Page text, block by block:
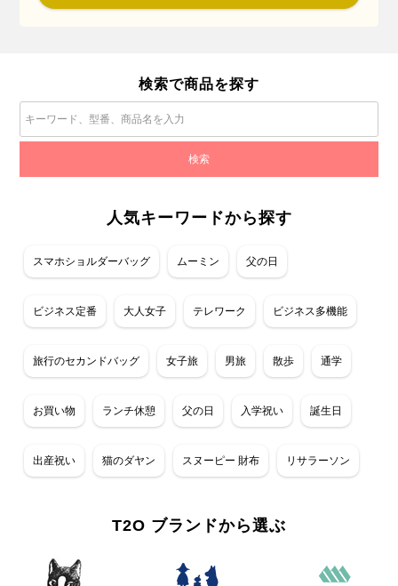
検索で商品を探す
人気キーワードから探す
スマホショルダーバッグ ムーミン 父の日
ビジネス定番 大人女子 テレワーク ビジネス多機能
旅行のセカンドバッグ 女子旅 男旅 散歩 通学
お買い物 ランチ休憩 父の日 入学祝い 誕生日
出産祝い 猫のダヤン スヌーピー 財布 リサラーソン
T2O ブランドから選ぶ